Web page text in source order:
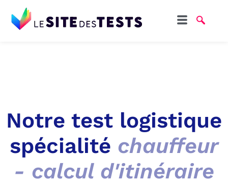
Notre test logistique
spécialité chauffeur
- calcul d'itinéraire